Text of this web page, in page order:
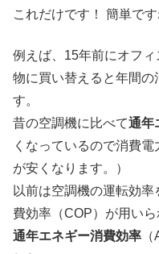
これだけです！
簡単です
例えば、15年前にオフ
物に買い替えると年間の
す。
昔の空調機に比べて通年
くなっているので消費
が安くなります。）
以前は空調機の運転効
費効率（COP）が用い
通年エネギー消費効率